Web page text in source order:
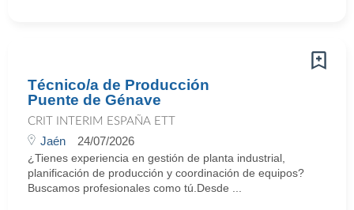
Técnico/a de Producción
Puente de Génave
CRIT INTERIM ESPAÑA ETT
Jaén 24/07/2026
¿Tienes experiencia en gestión de planta industrial,
planificación de producción y coordinación de equipos?
Buscamos profesionales como tú.Desde ...